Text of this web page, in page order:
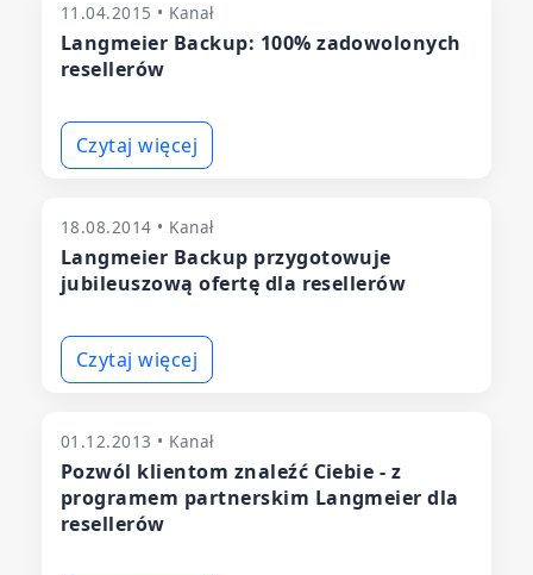
11.04.2015 • Kanał
Langmeier Backup: 100% zadowolonych
resellerów
Czytaj więcej
18.08.2014 • Kanał
Langmeier Backup przygotowuje
jubileuszową ofertę dla resellerów
Czytaj więcej
01.12.2013 • Kanał
Pozwól klientom znaleźć Ciebie - z
programem partnerskim Langmeier dla
resellerów